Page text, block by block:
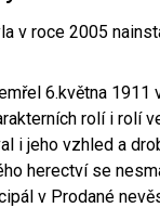
v roce 2005
6.května
rolí i rolí
i jeho vzhled a
herectví se
v Prodané